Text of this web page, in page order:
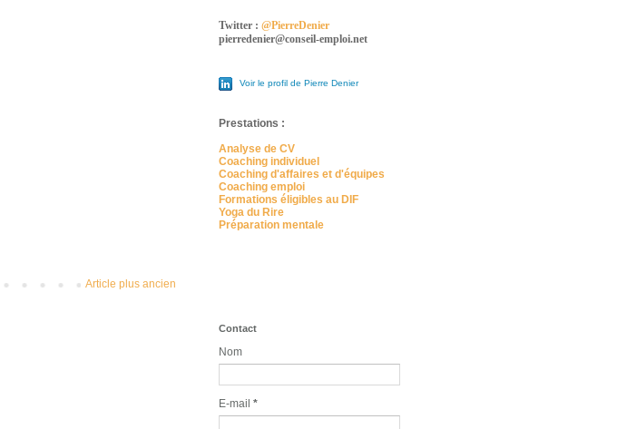
Article plus ancien
Twitter : @PierreDenier
pierredenier@conseil-emploi.net
Voir le profil de Pierre Denier
Prestations :
Analyse de CV
Coaching individuel
Coaching d'affaires et d'équipes
Coaching emploi
Formations éligibles au DIF
Yoga du Rire
Préparation mentale
Contact
Nom
E-mail *